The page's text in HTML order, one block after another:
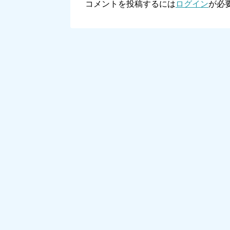
コメントを投稿するには ログインが必